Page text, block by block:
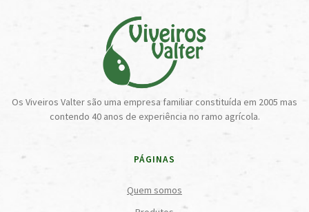
Os Viveiros Valter são uma empresa familiar constituída em 2005 mas
contendo 40 anos de experiência no ramo agrícola.
PÁGINAS
Quem somos